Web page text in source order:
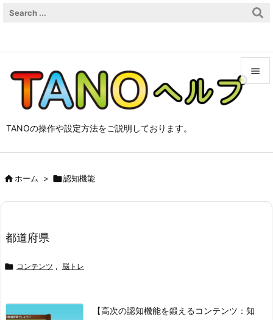
TANOの操作や設定方法をご説明しております。

次へ
ホーム > 認知機能
都道府県
 コンテンツ , 脳トレ
【高次の認知機能を鍛えるコンテンツ：知